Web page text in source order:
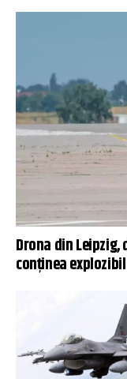
Drona din Leipzig,
conţinea